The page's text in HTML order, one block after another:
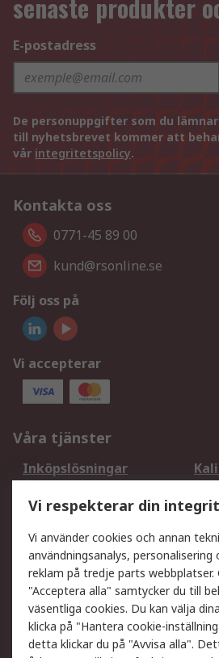
senaste produkter
E-postadress
De personuppgifter som du
till nyhetsbrevet kommer att
vår integritetspolicy.
Kontakta oss
0771-45 89 00
kund@rsonline.se
Följ oss på
Vi accepterar
Våra tjänster
Inköpslösningar
DesignSpark
Ditt lokala säljteam
Support
Få hjälp
Leverans
Begär en fakturakopi
Vi respekterar din
Vi använder cookies och annan
användningsanalys,
reklam på tredje parts
"Acceptera alla" samtycker du till
väsentliga cookies. Du kan välja
klicka på "Hantera cookie-
detta klickar du på "Avvisa alla".